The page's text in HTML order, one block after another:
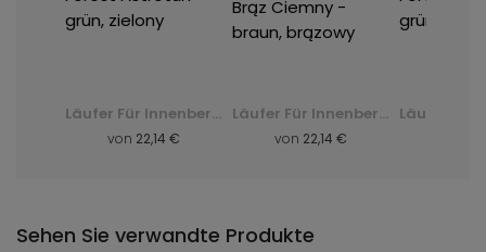
Läufer Für Innenbereich 17-Forest Astroturf - grün, zielony
von 22,14 €
Läufer Für Innenbereich 06-Dark Astroturf - Brąz Ciemny - braun, brązowy
von 22,14 €
Sehen Sie verwandte Produkte